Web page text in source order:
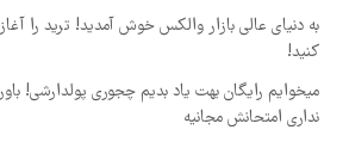
به دنیای عالی بازار والکس خوش آمدید! ترید را آغاز
کنید!
میخوایم رایگان بهت یاد بدیم چجوری پولدارشی! باور
نداری امتحانش مجانیه